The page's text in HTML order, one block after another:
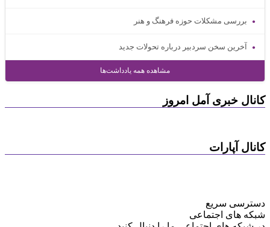
بررسی مشکلات حوزه فرهنگ و هنر
آخرین سخن سردبیر درباره تحولات جدید
مشاهده همه یادداشت‌ها
کانال خبری آمل امروز
کانال آپارات
دسترسی سریع
شبکه های اجتماعی